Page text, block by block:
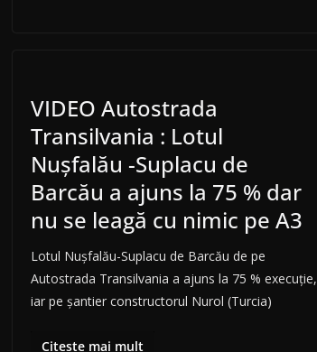
VIDEO Autostrada
Transilvania : Lotul
Nușfalău -Suplacu de
Barcău a ajuns la 75 % dar
nu se leagă cu nimic pe A3
Lotul Nușfalău-Suplacu de Barcău de pe
Autostrada Transilvania a ajuns la 75 % execuție,
iar pe șantier constructorul Nurol (Turcia)
Citește mai mult